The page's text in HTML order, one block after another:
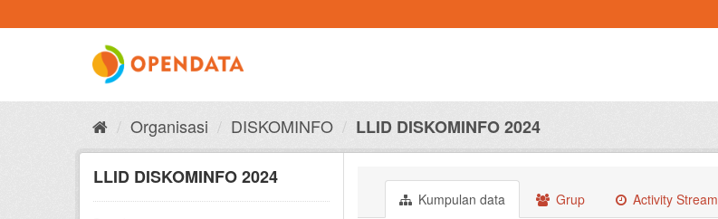
to
Organisasi DISKOMINFO LLID DISKOMINFO 2024
LLID DISKOMINFO 2024
Kumpulan data Grup Activity Stream